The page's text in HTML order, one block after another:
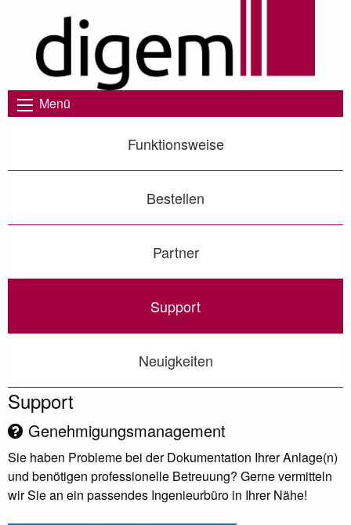
Menü
Funktionsweise
Bestellen
Partner
Support
Neuigkeiten
Support
Genehmigungsmanagement
Sie haben Probleme bei der Dokumentation Ihrer Anlage(n)
und benötigen professionelle Betreuung? Gerne vermitteln
wir Sie an ein passendes Ingenieurbüro in Ihrer Nähe!